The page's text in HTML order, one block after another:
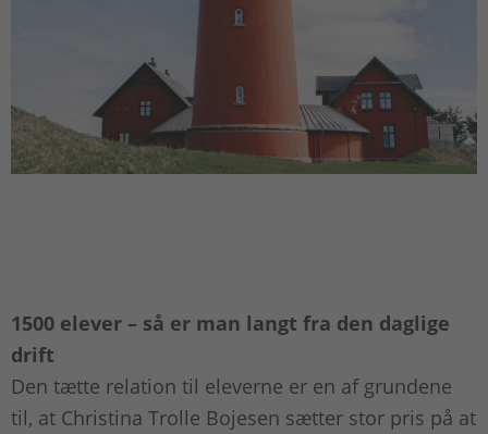
1500 elever – så er man langt fra den daglige
drift
Den tætte relation til eleverne er en af grundene
til, at Christina Trolle Bojesen sætter stor pris på at